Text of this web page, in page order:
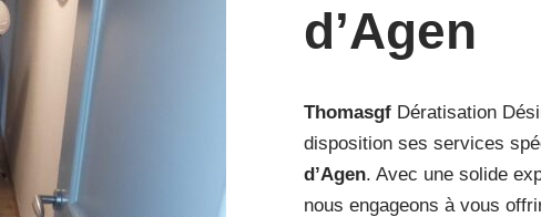
d’Agen
Thomasgf Dératisation
disposition ses services
d’Agen. Avec une solide
nous engageons à vous